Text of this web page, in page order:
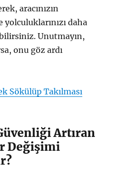
aracınızın
daha
Unutmayın,
onu göz ardı
Sökülüp Takılması
Artıran
Değişimi